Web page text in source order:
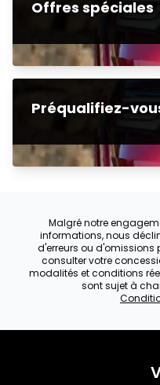
Offres spéciales
Préqualifiez-
Malgré notre
informations, nous
d'erreurs ou d'omissions
consulter votre
modalités et conditions
sont sujet à